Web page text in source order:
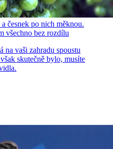
česnek po nich měknou.
všechno bez rozdílu
vaši zahradu spoustu
skutečně bylo, musíte